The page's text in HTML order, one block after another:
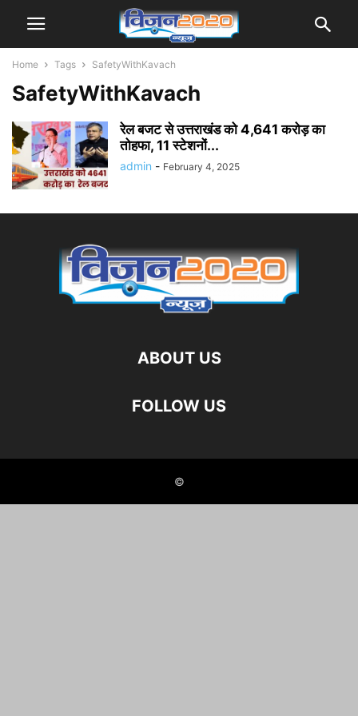
Home Tags SafetyWithKavach
SafetyWithKavach
रेल बजट से उत्तराखंड को 4,641 करोड़ का
तोहफा, 11 स्टेशनों...
admin - February 4, 2025
ABOUT US
FOLLOW US
©